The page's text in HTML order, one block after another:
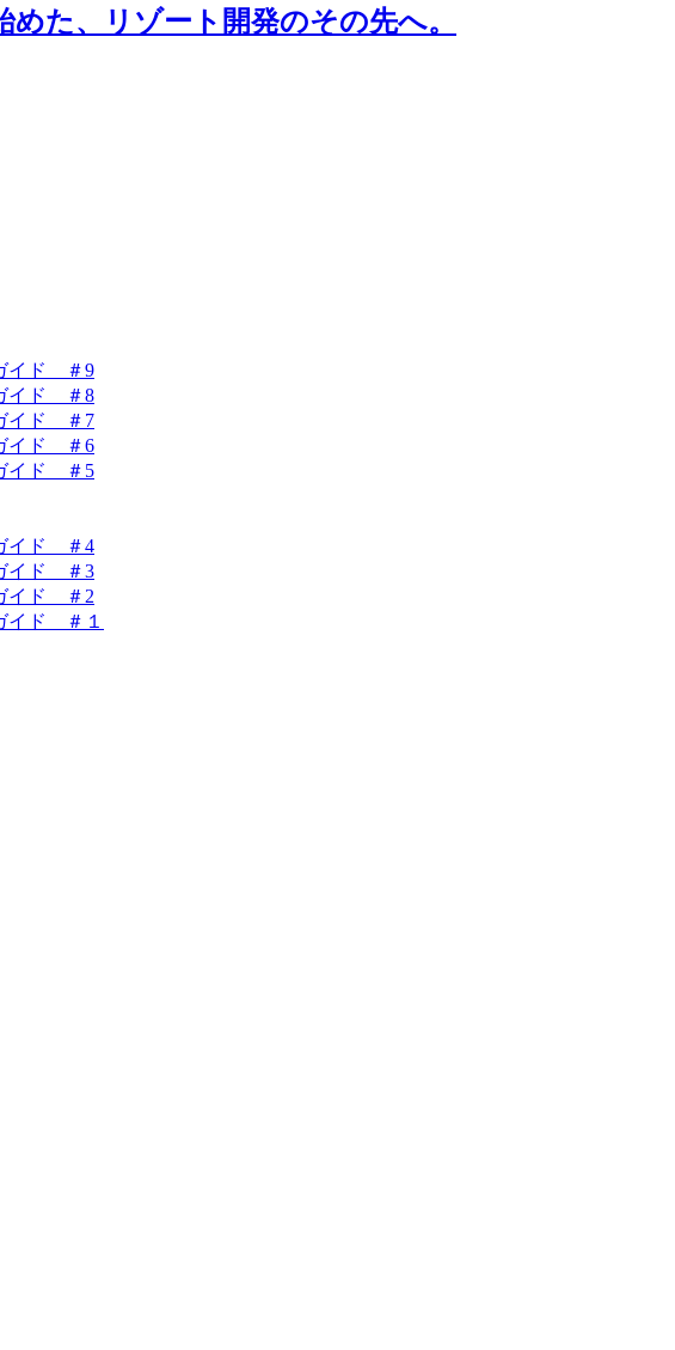
た、リゾート開発のその先へ。
イド ＃9
イド ＃8
イド ＃7
イド ＃6
イド ＃5
イド ＃4
イド ＃3
イド ＃2
イド ＃１